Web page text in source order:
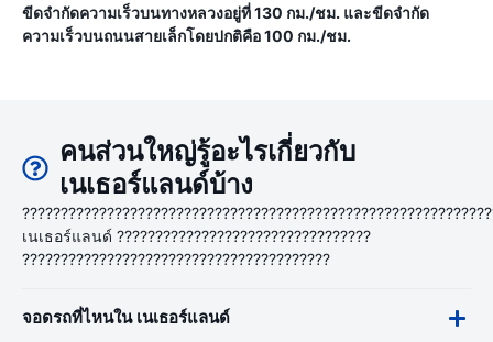
ขีดจำกัดความเร็วบนทางหลวงอยู่ที่ 130 กม./ชม. และขีดจำกัด
ความเร็วบนถนนสายเล็กโดยปกติคือ 100 กม./ชม.
คนส่วนใหญ่รู้อะไรเกี่ยวกับ
เนเธอร์แลนด์บ้าง
เนเธอร์แลนด์ ?????????????????????????????????
????????????????????????????????????????
จอดรถที่ไหนใน เนเธอร์แลนด์